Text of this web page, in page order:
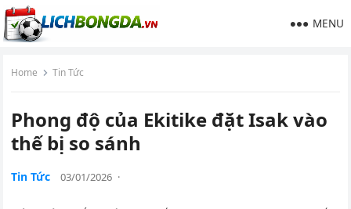
MENU
Home Tin Tức
Phong độ của Ekitike đặt Isak vào
thế bị so sánh
Tin Tức 03/01/2026 ·